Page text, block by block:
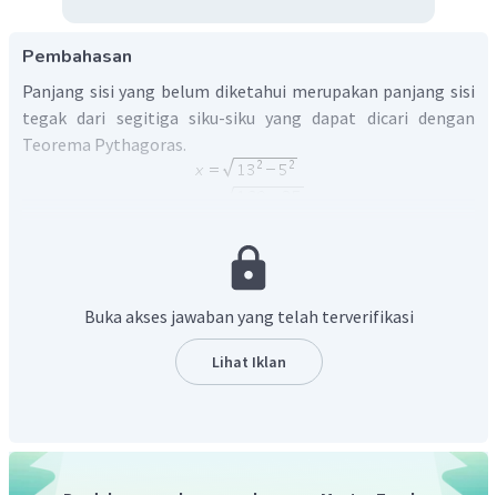
Pembahasan
Panjang sisi yang belum diketahui merupakan panjang sisi
tegak dari segitiga siku-siku yang dapat dicari dengan
Teorema Pythagoras.
Buka akses jawaban yang telah terverifikasi
Lihat Iklan